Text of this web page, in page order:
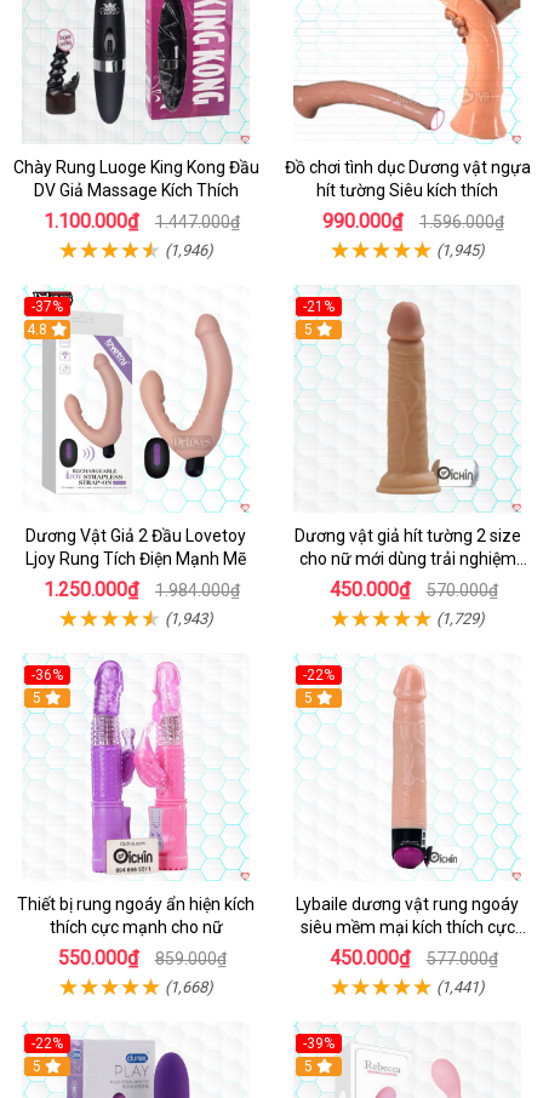
Chày Rung Luoge King Kong Đầu
DV Giả Massage Kích Thích
1.100.000₫ 1.447.000₫
(1,946)
Đồ chơi tình dục Dương vật ngựa
hít tường Siêu kích thích
990.000₫ 1.596.000₫
(1,945)
-37%
Hot
4.8
Dương Vật Giả 2 Đầu Lovetoy
Ljoy Rung Tích Điện Mạnh Mẽ
1.250.000₫ 1.984.000₫
(1,943)
-21%
Hot
5
Dương vật giả hít tường 2 size
cho nữ mới dùng trải nghiệm
thật
450.000₫ 570.000₫
(1,729)
-36%
Hot
5
Thiết bị rung ngoáy ẩn hiện kích
thích cực mạnh cho nữ
550.000₫ 859.000₫
(1,668)
-22%
Hot
5
Lybaile dương vật rung ngoáy
siêu mềm mại kích thích cực
mạnh
450.000₫ 577.000₫
(1,441)
-22%
Hot
5
-39%
Hot
5